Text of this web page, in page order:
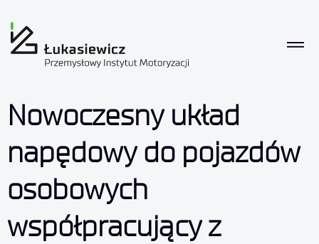
Nowoczesny układ
napędowy do pojazdów
osobowych
współpracujący z